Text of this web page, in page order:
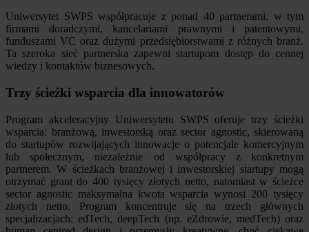
Uniwersytet SWPS współpracuje z ponad 40 partnerami, w tym
firmami doradczymi, kancelariami prawnymi i patentowymi,
funduszami VC oraz dużymi przedsiębiorstwami z różnych branż.
Ta szeroka sieć partnerska zapewni startupom dostęp do cennej
wiedzy i kontaktów biznesowych.
Trzy ścieżki wsparcia dla innowatorów
Program akceleracyjny Uniwersytetu SWPS oferuje trzy ścieżki
wsparcia: branżową, inwestorską oraz sector agnostic, skierowaną
do startupów rozwijających innowacje o potencjale komercyjnym
lub społecznym, niezależnie od współpracy z konkretnym
partnerem. W ścieżkach branżowej i inwestorskiej startupy mogą
otrzymać grant do 400 tysięcy złotych netto, natomiast w ścieżce
sector agnostic maksymalna kwota wsparcia wynosi 200 tysięcy
złotych netto. Program koncentruje się na trzech głównych
specjalizacjach: edTech, deepTech (np. eZdrowie, medTech) oraz